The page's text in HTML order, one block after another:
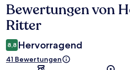
Bewertungen
Bewertungen von
Ritter
8,8 Hervorragend
41 Bewertungen